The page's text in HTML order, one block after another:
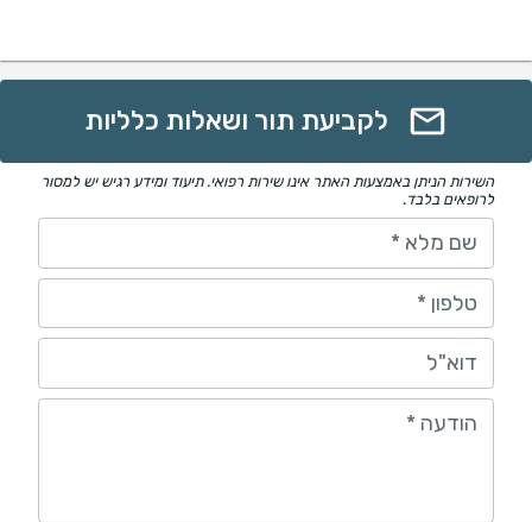
לקביעת תור ושאלות כלליות
השירות הניתן באמצעות האתר אינו שירות רפואי. תיעוד ומידע רגיש יש למסור
לרופאים בלבד.
שם מלא *
טלפון *
דוא"ל
הודעה *